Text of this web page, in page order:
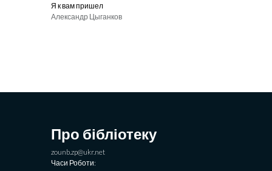
Я к вам пришел
Александр Цыганков
Про бібліотеку
zounb.zp@ukr.net
Часи Роботи: